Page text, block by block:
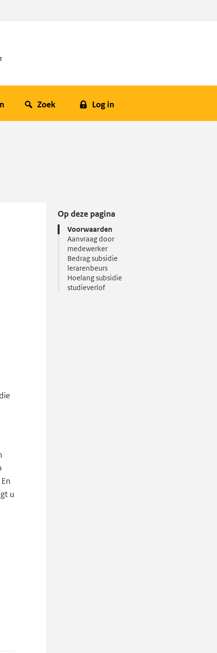
Zoek Log in
u
Op deze pagina
Voorwaarden
Aanvraag door
medewerker
Bedrag subsidie
lerarenbeurs
Hoelang subsidie
studieverlof